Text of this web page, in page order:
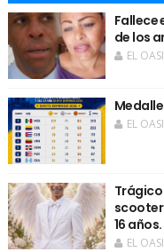
Fallece
de los
EL
EL
16 años.
EL